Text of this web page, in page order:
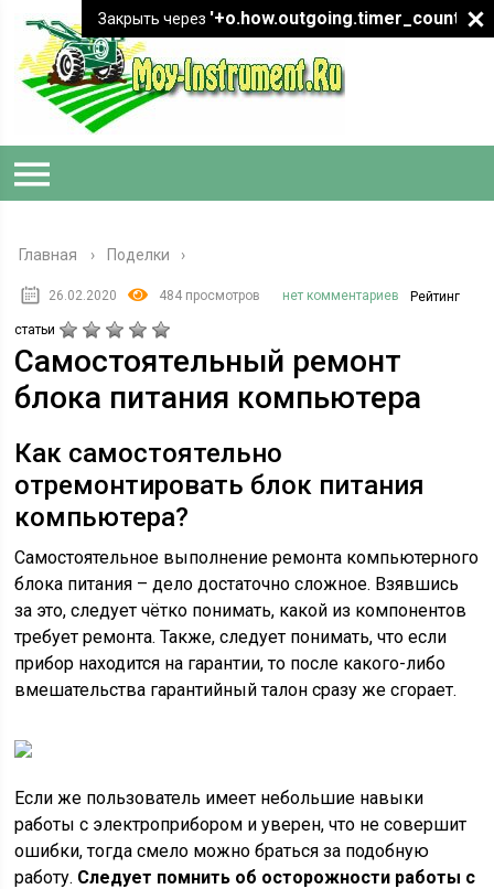
Главная › Поделки
26.02.2020 484 просмотров нет комментариев Рейтинг
статьи
Самостоятельный ремонт
блока питания компьютера
Как самостоятельно
отремонтировать блок питания
компьютера?
Самостоятельное выполнение ремонта компьютерного
блока питания – дело достаточно сложное. Взявшись
за это, следует чётко понимать, какой из компонентов
требует ремонта. Также, следует понимать, что если
прибор находится на гарантии, то после какого-либо
вмешательства гарантийный талон сразу же сгорает.
Если же пользователь имеет небольшие навыки
работы с электроприбором и уверен, что не совершит
ошибки, тогда смело можно браться за подобную
работу. Следует помнить об осторожности работы с
Закрыть через '+o.how.outgoing.timer_count+"